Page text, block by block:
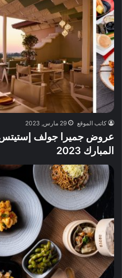
كاتب الموقع 29 مارس, 2023
عروض جميرا جولف
المبارك 2023